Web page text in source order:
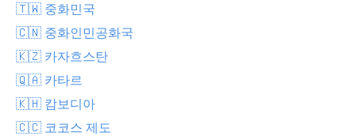
🇹🇼 중화민국
🇨🇳 중화인민공화국
🇰🇿 카자흐스탄
🇶🇦 카타르
🇰🇭 캄보디아
🇨🇨 코코스 제도